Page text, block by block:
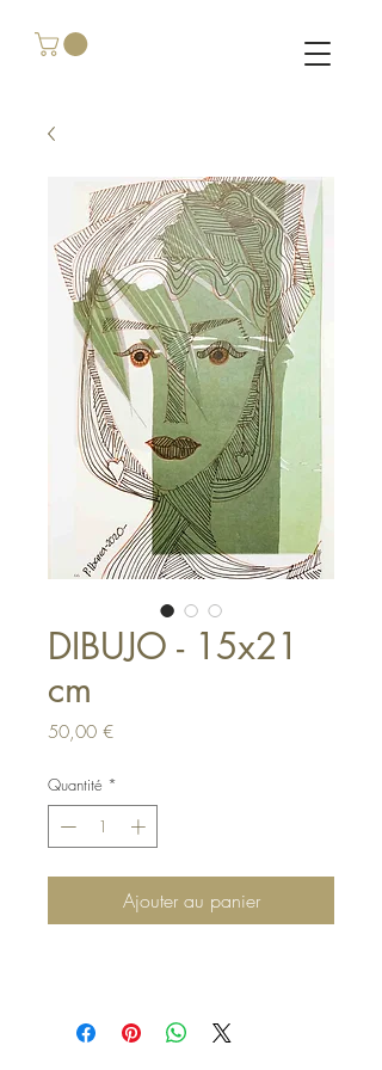
DIBUJO - 15x21
cm
50,00 €Prix
Quantité *
Ajouter au panier